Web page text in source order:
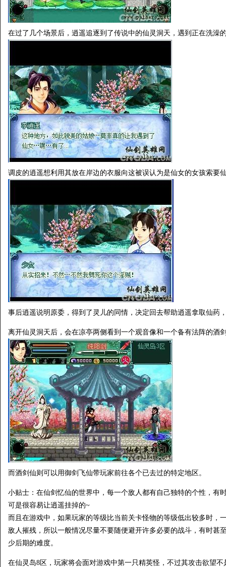
在过了几个场景后，逍遥追逐到了传说中的仙灵洞天，遇到正在洗澡
调皮的逍遥想利用其放在岸边的衣服向这被误认为是仙女的女孩索要
事后逍遥说明原委，得到了灵儿的同情，决定回去帮助逍遥拿取仙药
离开仙灵洞天后，会在凉亭两侧看到一个观音像和一个备有法阵的酒
而酒剑仙则可以用御剑飞仙带玩家前往各个已去过的特定地区。
小贴士：在仙剑忆仙的世界中，每一个敌人都有自己独特的个性，有
可是很容易让逍遥挂掉的~
而且在游戏中，如果玩家的等级比当前关卡怪物的等级低出较多时，
敌人摧残，所以一般情况尽量不要随便避开许多必要的战斗，有时甚
少后期的难度。
在仙灵岛8区，玩家将会面对游戏中第一只精英怪，不过其攻击欲望